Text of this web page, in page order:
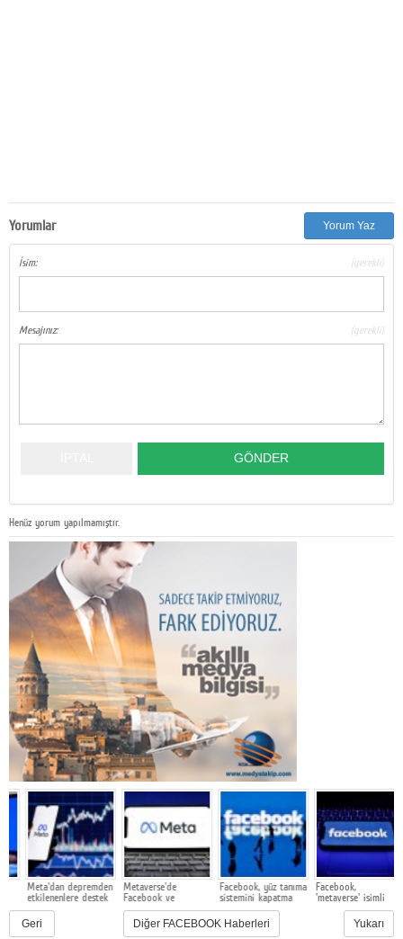
Yorumlar Yorum Yaz
İsim: (gerekli)
Mesajınız: (gerekli)
Henüz yorum yapılmamıştır.
Meta'dan depremden
etkilenenlere destek
Metaverse'de
Facebook ve
Microsoft ortaklığı
Facebook, yüz tanıma
sistemini kapatma
kararı aldı!
Facebook,
'metaverse' isimli
büyük yatırımını
Geri Diğer FACEBOOK Haberleri Yukarı